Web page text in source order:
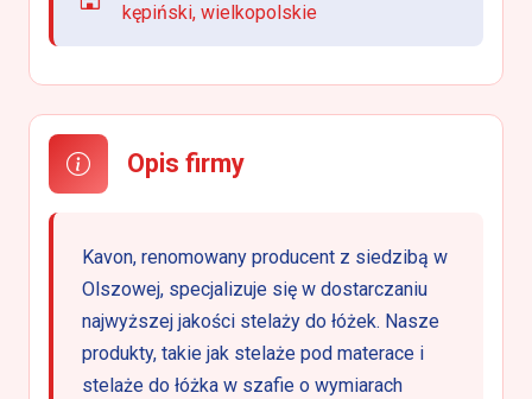
kępiński, wielkopolskie
Opis firmy
Kavon, renomowany producent z siedzibą w
Olszowej, specjalizuje się w dostarczaniu
najwyższej jakości stelaży do łóżek. Nasze
produkty, takie jak stelaże pod materace i
stelaże do łóżka w szafie o wymiarach